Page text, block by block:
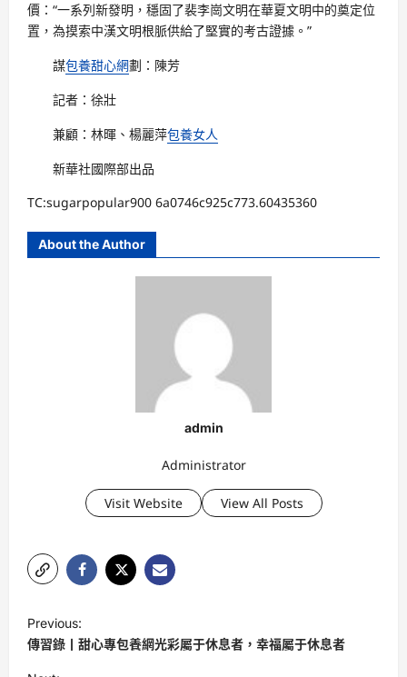
價：“一系列新發明，穩固了裴李崗文明在華夏文明中的奠定位
置，為摸索中漢文明根脈供給了堅實的考古證據。”
謀包養甜心網劃：陳芳
記者：徐壯
兼顧：林暉、楊麗萍包養女人
新華社國際部出品
TC:sugarpopular900 6a0746c925c773.60435360
About the Author
admin
Administrator
Visit Website View All Posts
o
s
Previous:
傳習錄丨甜心專包養網光彩屬于休息者，幸福屬于休息者